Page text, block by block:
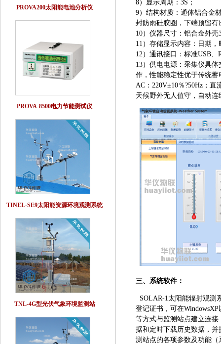
8）显示周期：3S；
9）结构材质：通体铝合金
封防雨硅胶圈，下端预留有
10）仪器尺寸：铝合金外壳
11）存储显示内容：日期
12）通讯接口：标准USB、
13）供电电源：采集仪具
作，性能稳定性优于传统
AC：220V±10％?50Hz；
天候野外无人值守，自动连
三、系统软件：
SOLAR-1太阳能辐射观测
登记证书，可在
等方式与监测站点建立连
据和定时下载历史数据，
测站点的各项参数及功能（
PROVA200太阳能电池分析仪
PROVA-8500电力节能测试仪
TINEL-SE9太阳能资源环境观测系统
TNL-4G型光伏气象环境监测站